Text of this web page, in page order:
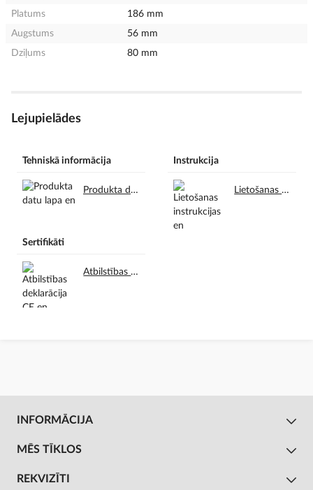
Platums
186 mm
Augstums
56 mm
Dziļums
80 mm
Lejupielādes
Tehniskā informācija
Produkta datu lapa en.pdf
Instrukcija
Lietošanas instrukcijas en.pdf
Sertifikāti
Atbilstības deklarācija CE en.pdf
INFORMĀCIJA
MĒS TĪKLOS
REKVIZĪTI